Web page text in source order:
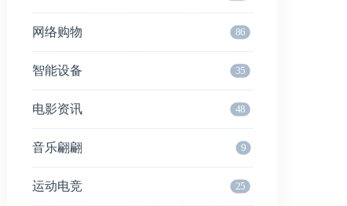
网络购物 86
智能设备 35
电影资讯 48
音乐翩翩 9
运动电竞 25